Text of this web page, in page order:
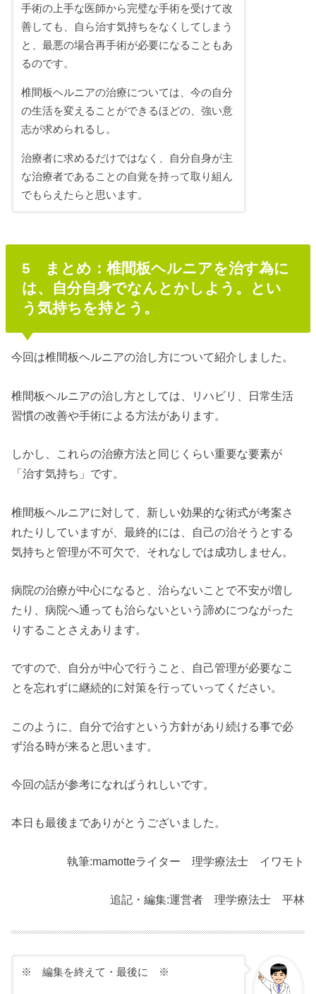
手術の上手な医師から完璧な手術を受けて改
善しても、自ら治す気持ちをなくしてしまう
と、最悪の場合再手術が必要になることもあ
るのです。
椎間板ヘルニアの治療については、今の自分
の生活を変えることができるほどの、強い意
志が求められるし。
治療者に求めるだけではなく、自分自身が主
な治療者であることの自覚を持って取り組ん
でもらえたらと思います。
5 まとめ：椎間板ヘルニアを治す為に
は、自分自身でなんとかしよう。とい
う気持ちを持とう。
今回は椎間板ヘルニアの治し方について紹介しました。
椎間板ヘルニアの治し方としては、リハビリ、日常生活
習慣の改善や手術による方法があります。
しかし、これらの治療方法と同じくらい重要な要素が
「治す気持ち」です。
椎間板ヘルニアに対して、新しい効果的な術式が考案さ
れたりしていますが、最終的には、自己の治そうとする
気持ちと管理が不可欠で、それなしでは成功しません。
病院の治療が中心になると、治らないことで不安が増し
たり、病院へ通っても治らないという諦めにつながった
りすることさえあります。
ですので、自分が中心で行うこと、自己管理が必要なこ
とを忘れずに継続的に対策を行っていってください。
このように、自分で治すという方針があり続ける事で必
ず治る時が来ると思います。
今回の話が参考になればうれしいです。
本日も最後までありがとうございました。
執筆:mamotteライター 理学療法士 イワモト
追記・編集:運営者 理学療法士 平林
※ 編集を終えて・最後に ※